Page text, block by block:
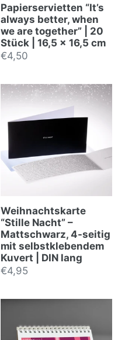
Papierservietten “It’s
always better, when
we are together” | 20
Stück | 16,5 x 16,5 cm
Normalpreis
€4,50
Weihnachtskarte
“Stille Nacht” –
Mattschwarz, 4-seitig
mit selbstklebendem
Kuvert | DIN lang
Normalpreis
€4,95